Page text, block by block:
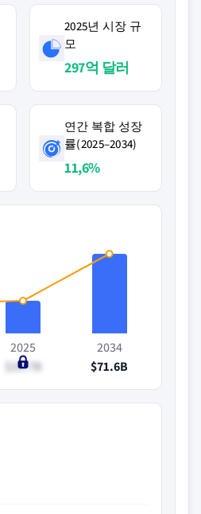
2025년 시장 규
모
297억 달러
연간 복합 성장
률(2025–2034)
11,6%
2025
$29.7B
2034
$71.6B